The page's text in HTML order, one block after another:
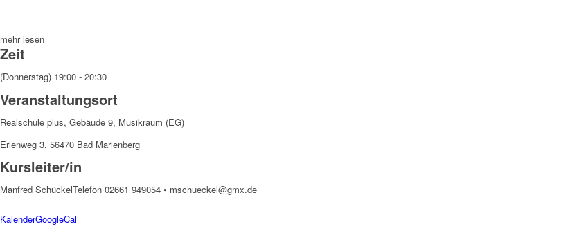
mehr lesen
Zeit
(Donnerstag) 19:00 - 20:30
Veranstaltungsort
Realschule plus, Gebäude 9, Musikraum (EG)
Erlenweg 3, 56470 Bad Marienberg
Kursleiter/in
Manfred SchückelTelefon 02661 949054 • mschueckel@gmx.de
KalenderGoogleCal